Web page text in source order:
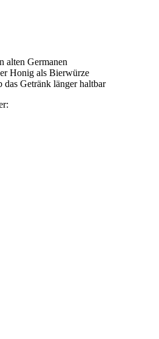
alten Germanen
Honig als Bierwürze
Getränk länger haltbar